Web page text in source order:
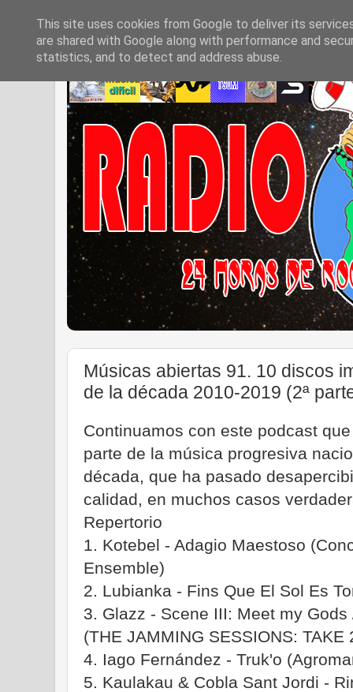
Músicas abiertas 91. 10 discos
de la década 2010-2019 (2ª
Continuamos con este podcast
parte de la música progresiva
década, que ha pasado
calidad, en muchos casos
Repertorio
1. Kotebel - Adagio Maestoso
Ensemble)
2. Lubianka - Fins Que El Sol Es
3. Glazz - Scene III: Meet my
(THE JAMMING SESSIONS: TAKE
4. Iago Fernández - Truk'o
5. Kaulakau & Cobla Sant Jordi -
This site uses cookies from Google to deliver its
are shared with Google along with performance and
statistics, and to detect and address abuse.